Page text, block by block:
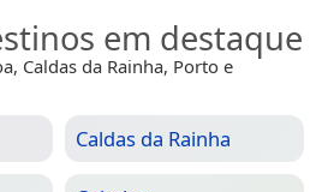
em destaque
Caldas da Rainha, Porto e
Caldas da Rainha